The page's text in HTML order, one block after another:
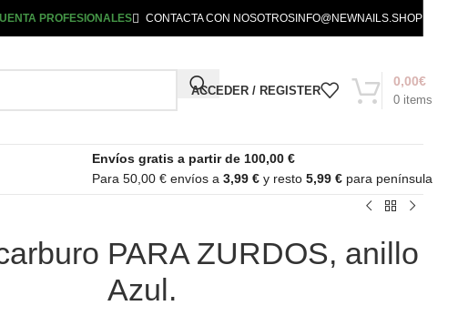
PROFESIONALES CONTACTA CON NOSOTROS INFO@NEWNAILS.SHOP
ACCEDER / REGISTER
0 items
0,00€
Envíos gratis a partir de 100,00 €
Para 50,00 € envíos a3,99 € y resto5,99 € para península
PARA ZURDOS, anillo
Azul.